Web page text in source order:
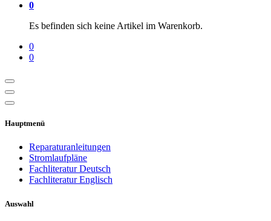
0
Es befinden sich keine Artikel im Warenkorb.
0
0
Hauptmenü
Reparaturanleitungen
Stromlaufpläne
Fachliteratur Deutsch
Fachliteratur Englisch
Auswahl